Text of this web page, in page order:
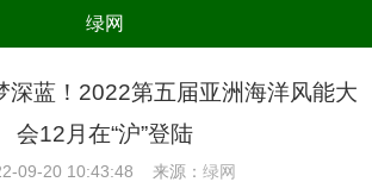
绿网
健康
电器 数码
深蓝！2022第五届亚洲海洋风能大
会12月在“沪”登陆
09-20 10:43:48 来源： 绿网